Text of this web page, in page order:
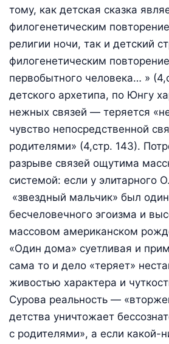
тому, как детская сказка
филогенетическим
религии ночи, так и детский
филогенетическим
первобытного человека… »
детского архетипа, по Юнгу
нежных связей — теряется
чувство непосредственной
родителями» (4,стр. 143).
разрыве связей ощутима
системой: если у элитарного
«звездный мальчик» был
бесчеловечного эгоизма и
массовом американском
«Один дома» суетливая и
сама то и дело «теряет»
живостью характера и
Сурова реальность —
детства уничтожает
с родителями», а если какой-